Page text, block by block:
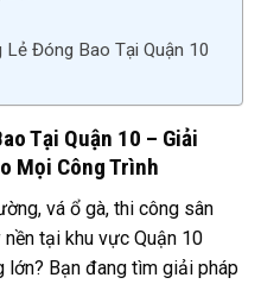
Đóng Bao Tại Quận 10
Tại Quận 10 – Giải
Mọi Công Trình
vá ổ gà, thi công sân
tại khu vực Quận 10
lớn? Bạn đang tìm giải pháp